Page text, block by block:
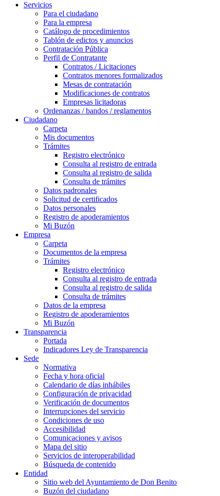
Servicios
Para el ciudadano
Para la empresa
Catálogo de procedimientos
Tablón de edictos y anuncios
Contratación Pública
Perfil de Contratante
Contratos / Licitaciones
Contratos menores formalizados
Mesas de contratación
Modificaciones de contratos
Empresas licitadoras
Ordenanzas / bandos / reglamentos
Ciudadano
Carpeta
Mis documentos
Trámites
Registro electrónico
Consulta al registro de entrada
Consulta al registro de salida
Consulta de trámites
Datos padronales
Solicitud de certificados
Datos personales
Registro de apoderamientos
Mi Buzón
Empresa
Carpeta
Documentos de la empresa
Trámites
Registro electrónico
Consulta al registro de entrada
Consulta al registro de salida
Consulta de trámites
Datos de la empresa
Registro de apoderamientos
Mi Buzón
Transparencia
Portada
Indicadores Ley de Transparencia
Sede
Normativa
Fecha y hora oficial
Calendario de días inhábiles
Configuración de privacidad
Verificación de documentos
Interrupciones del servicio
Condiciones de uso
Accesibilidad
Comunicaciones y avisos
Mapa del sitio
Servicios de interoperabilidad
Búsqueda de contenido
Entidad
Sitio web del Ayuntamiento de Don Benito
Buzón del ciudadano